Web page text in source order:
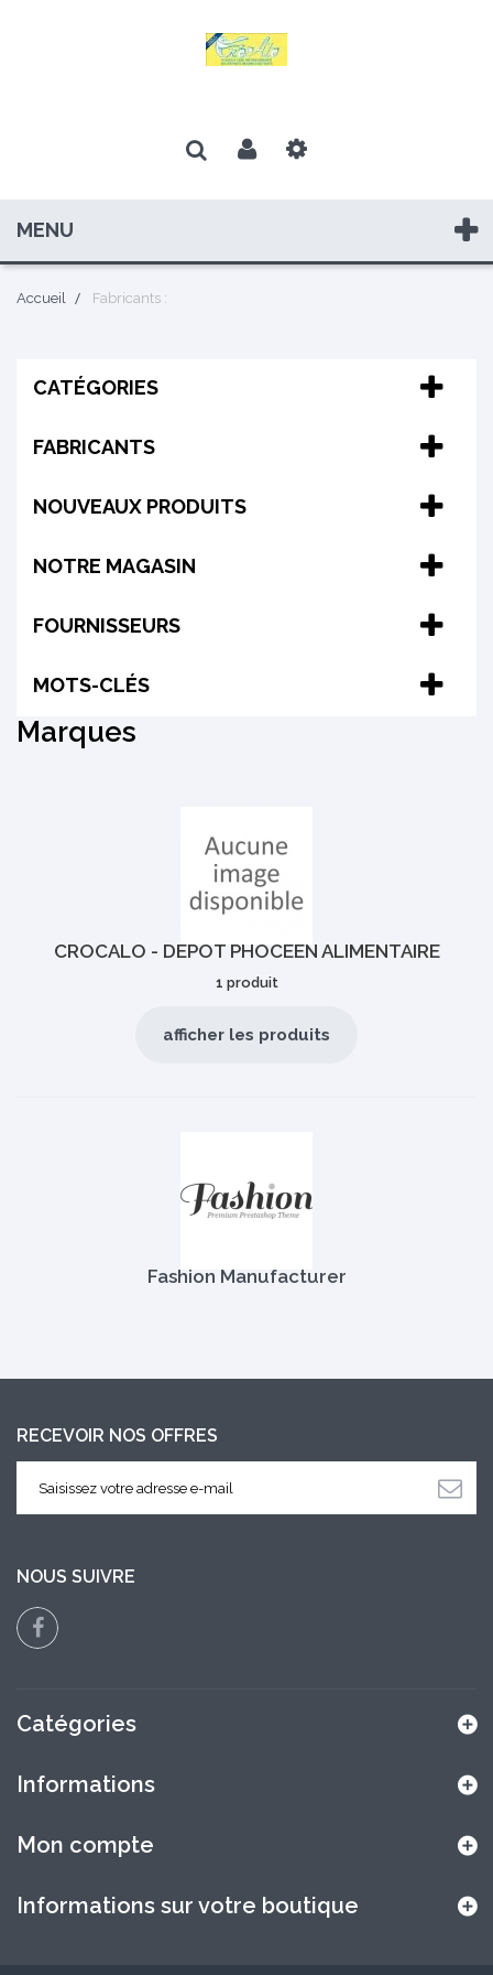
MENU
Accueil Fabricants :
CATÉGORIES
FABRICANTS
NOUVEAUX PRODUITS
NOTRE MAGASIN
FOURNISSEURS
MOTS-CLÉS
Marques
CROCALO - DEPOT PHOCEEN ALIMENTAIRE
1 produit
afficher les produits
Fashion Manufacturer
RECEVOIR NOS OFFRES
NOUS SUIVRE
Catégories
Informations
Mon compte
Informations sur votre boutique